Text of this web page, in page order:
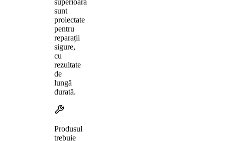
sunt
proiectate
pentru
reparații
sigure,
cu
rezultate
de
lungă
durată.
Produsul
trebuie